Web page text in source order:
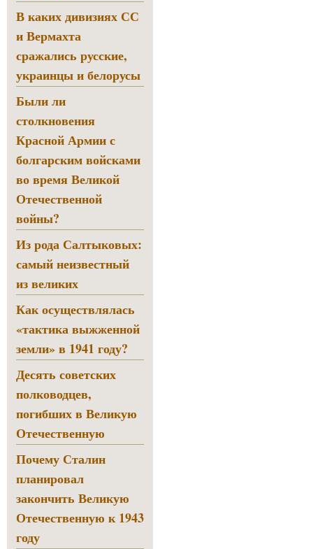
В каких дивизиях СС
и Вермахта
сражались русские,
украинцы и белорусы
Были ли
столкновения
Красной Армии с
болгарским войсками
во время Великой
Отечественной
войны?
Из рода Салтыковых:
самый неизвестный
из великих
Как осуществлялась
«тактика выжженной
земли» в 1941 году?
Десять советских
полководцев,
погибших в Великую
Отечественную
Почему Сталин
планировал
закончить Великую
Отечественную к 1943
году